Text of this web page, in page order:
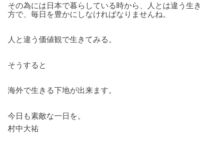
その為には日本で暮らしている時から、人とは違う生き
方で、毎日を豊かにしなければなりませんね。
人と違う価値観で生きてみる。
そうすると
海外で生きる下地が出来ます。
今日も素敵な一日を。
村中大祐